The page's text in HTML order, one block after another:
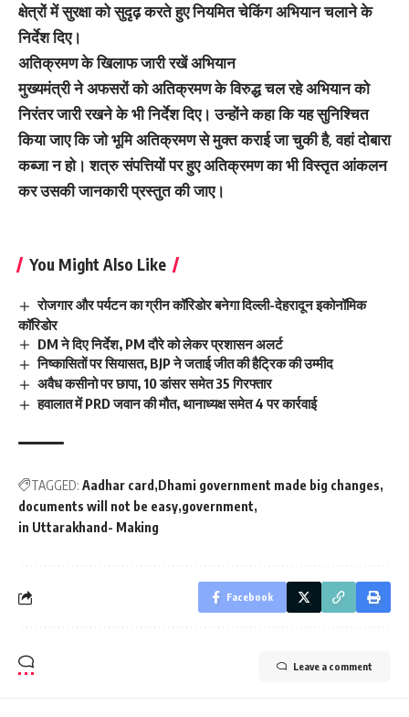
क्षेत्रों में सुरक्षा को सुदृढ़ करते हुए नियमित चेकिंग अभियान चलाने के
निर्देश दिए।
अतिक्रमण के खिलाफ जारी रखें अभियान
मुख्यमंत्री ने अफसरों को अतिक्रमण के विरुद्ध चल रहे अभियान को
निरंतर जारी रखने के भी निर्देश दिए। उन्होंने कहा कि यह सुनिश्चित
किया जाए कि जो भूमि अतिक्रमण से मुक्त कराई जा चुकी है, वहां दोबारा
कब्जा न हो। शत्रु संपत्तियों पर हुए अतिक्रमण का भी विस्तृत आंकलन
कर उसकी जानकारी प्रस्तुत की जाए।
You Might Also Like
रोजगार और पर्यटन का ग्रीन कॉरिडोर बनेगा दिल्ली-देहरादून इकोनॉमिक
कॉरिडोर
DM ने दिए निर्देश, PM दौरे को लेकर प्रशासन अलर्ट
निष्कासितों पर सियासत, BJP ने जताई जीत की हैट्रिक की उम्मीद
अवैध कसीनो पर छापा, 10 डांसर समेत 35 गिरफ्तार
हवालात में PRD जवान की मौत, थानाध्यक्ष समेत 4 पर कार्रवाई
TAGGED: Aadhar card Dhami government made big changes
documents will not be easy government
in Uttarakhand- Making
Facebook
Leave a comment